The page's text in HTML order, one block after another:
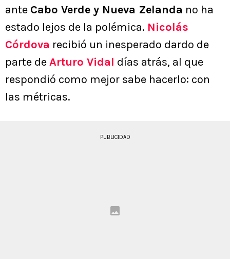
ante Cabo Verde y Nueva Zelanda no ha
estado lejos de la polémica. Nicolás
Córdova recibió un inesperado dardo de
parte deArturo Vidal días atrás, al que
respondió como mejor sabe hacerlo: con
las métricas.
PUBLICIDAD